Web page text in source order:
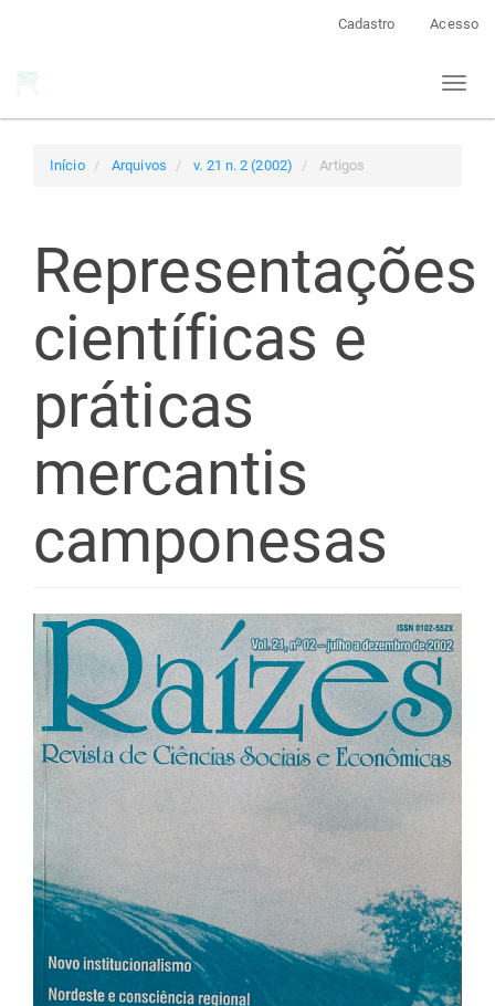
Cadastro Acesso
Toggle
Início Arquivos v. 21 n. 2 (2002) Artigos
Representações
científicas e
práticas
mercantis
camponesas
Barra
lateral
de
artigos